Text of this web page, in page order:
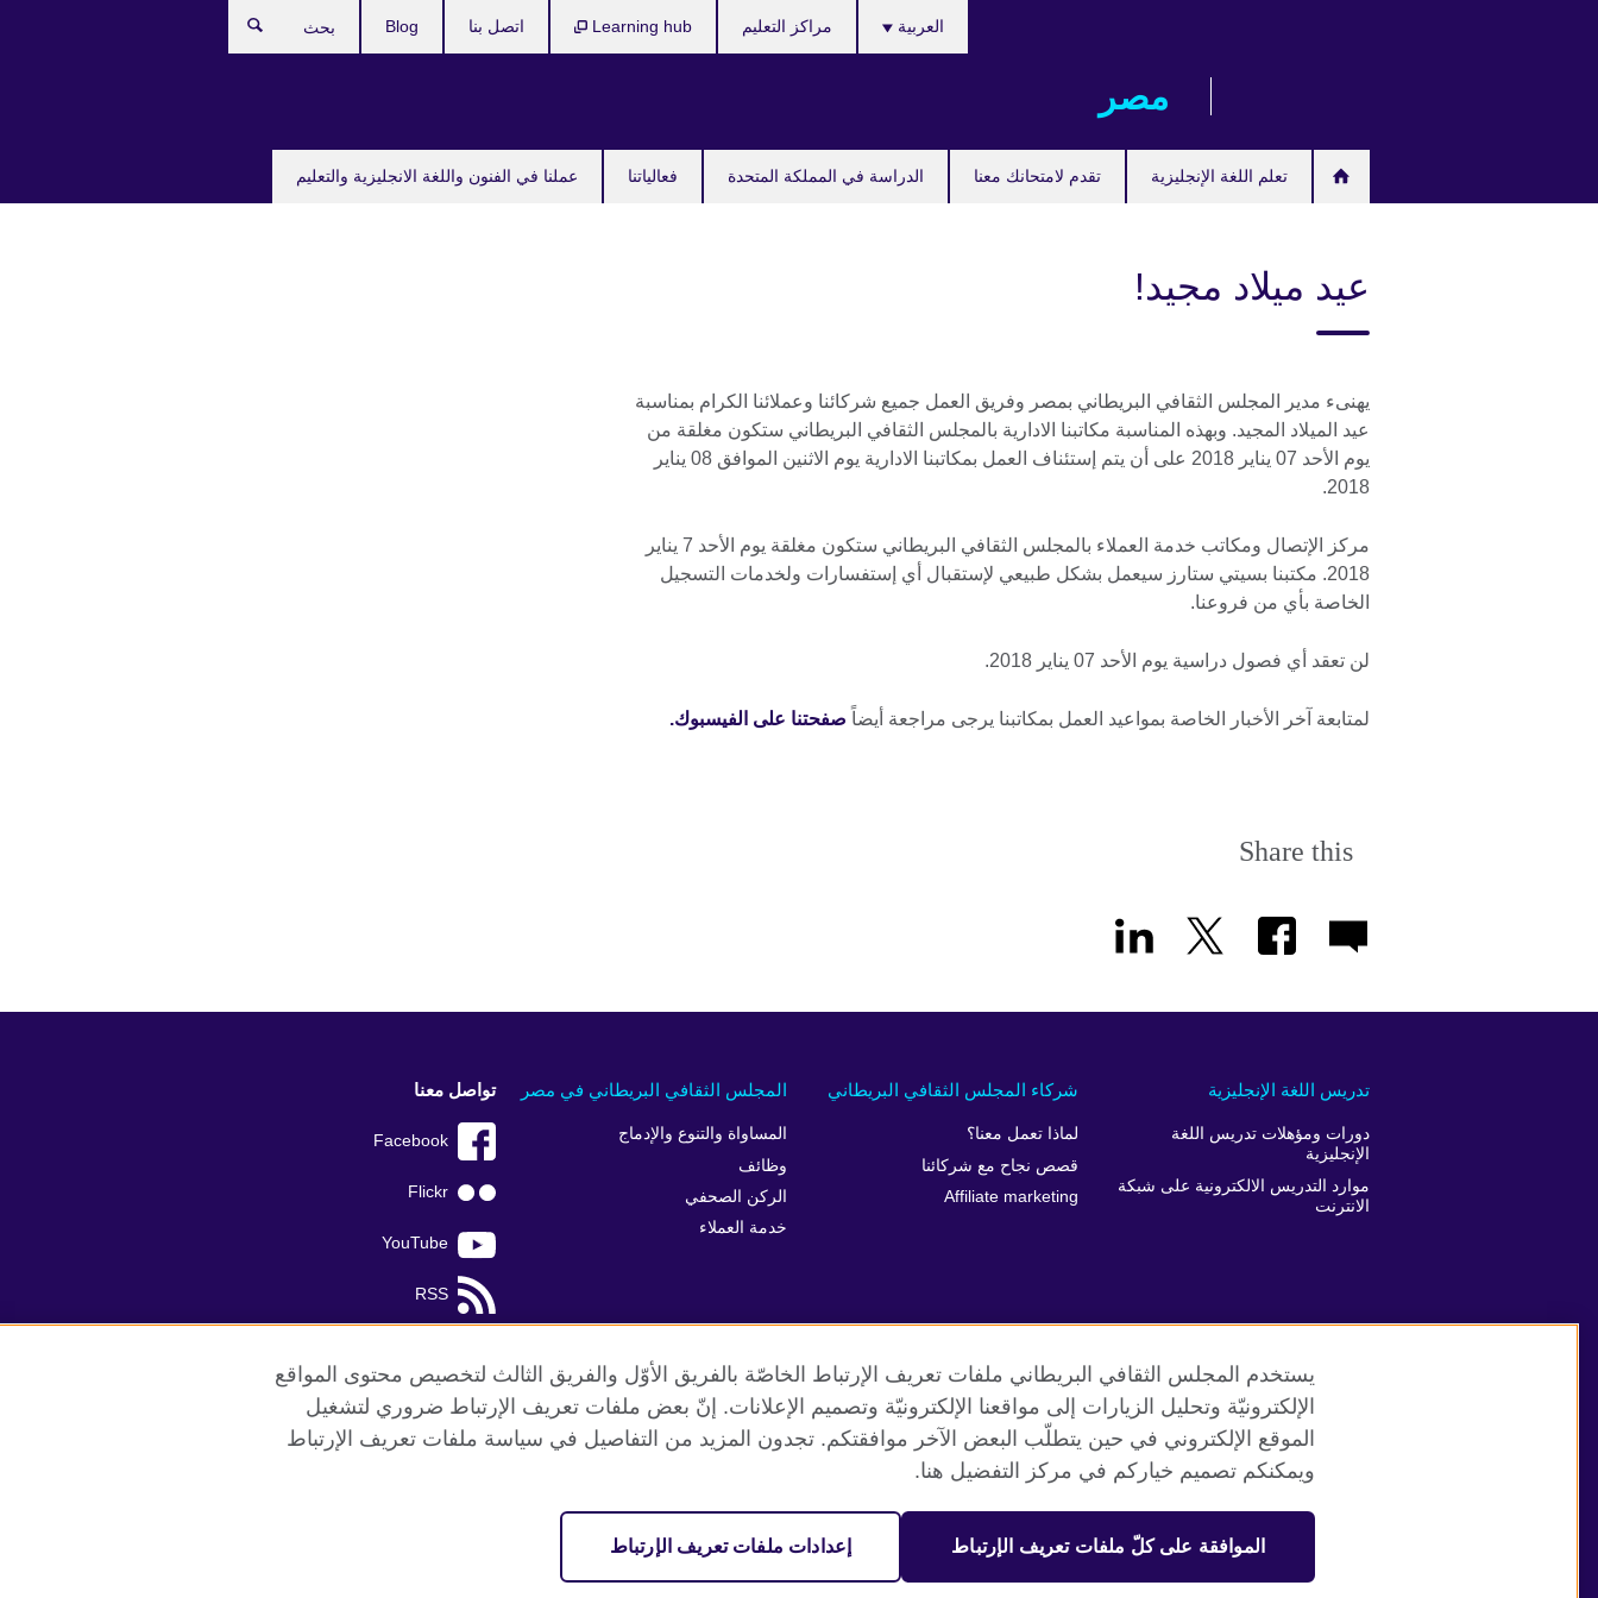
مصر‎
تعلم اللغة الإنجليزية تقدم لامتحانك معنا الدراسة في المملكة المتحدة فعالياتنا عملنا في الفنون واللغة الانجليزية والتعليم
العربية مراكز التعليم Learning hub اتصل بنا Blog
عيد ميلاد مجيد!
يهنىء مدير المجلس الثقافي البريطاني بمصر وفريق العمل جميع شركائنا وعملائنا الكرام بمناسبة
عيد الميلاد المجيد. وبهذه المناسبة مكاتبنا الادارية بالمجلس الثقافي البريطاني ستكون مغلقة من
يوم الأحد 07 يناير 2018 على أن يتم إستئناف العمل بمكاتبنا الادارية يوم الاثنين الموافق 08 يناير
2018.
مركز الإتصال ومكاتب خدمة العملاء بالمجلس الثقافي البريطاني ستكون مغلقة يوم الأحد 7 يناير
2018. مكتبنا بسيتي ستارز سيعمل بشكل طبيعي لإستقبال أي إستفسارات ولخدمات التسجيل
الخاصة بأي من فروعنا.
لن تعقد أي فصول دراسية يوم الأحد 07 يناير 2018.
لمتابعة آخر الأخبار الخاصة بمواعيد العمل بمكاتبنا يرجى مراجعة أيضاً صفحتنا على الفيسبوك.
Share this
المجلس الثقافي البريطاني في مصر
المساواة والتنوع والإدماج
وظائف
الركن الصحفي
خدمة العملاء
شركاء المجلس الثقافي البريطاني
لماذا تعمل معنا؟
قصص نجاح مع شركائنا
Affiliate marketing
تدريس اللغة الإنجليزية
دورات ومؤهلات تدريس اللغة
الإنجليزية
موارد التدريس الالكترونية على شبكة
الانترنت
تواصل معنا
Facebook
Flickr
YouTube
RSS
موقع المجلس الثقافي البريطاني العالمي الخصوصية وشروط الاستخدام
منظمة المملكة المتحدة الدولية للعلاقات الثقافية والفرص التعليمية. جمعية خيرية مسجلة تحت رقم 209131 (إنجلترا وويلز) وSC03773 (اسكتلندا).
يستخدم المجلس الثقافي البريطاني ملفات تعريف الإرتباط الخاصّة بالفريق الأوّل والفريق الثالث لتخصيص محتوى المواقع
الإلكترونيّة وتحليل الزيارات إلى مواقعنا الإلكترونيّة وتصميم الإعلانات. إنّ بعض ملفات تعريف الإرتباط ضروري لتشغيل
الموقع الإلكتروني في حين يتطلّب البعض الآخر موافقتكم. تجدون المزيد من التفاصيل في سياسة ملفات تعريف الإرتباط
ويمكنكم تصميم خياركم في مركز التفضيل هنا.
الموافقة على كلّ ملفات تعريف الإرتباط إعدادات ملفات تعريف الإرتباط